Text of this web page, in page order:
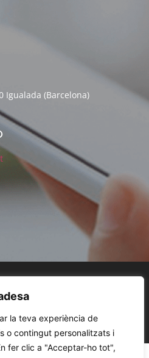
la teva experiència de
o contingut personalitzats i
fer clic a "Acceptar-ho tot",
Igualada (Barcelona)